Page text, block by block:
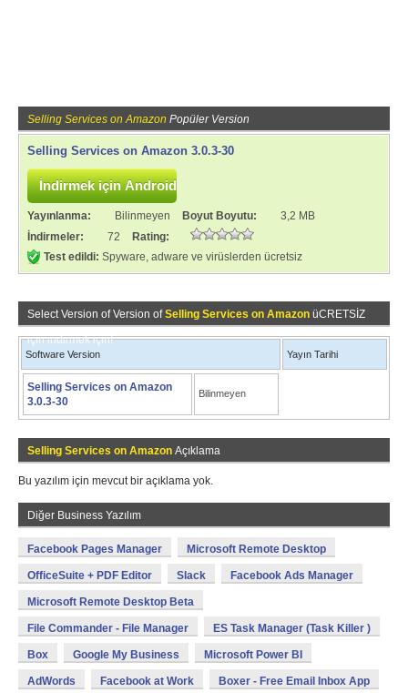
Selling Services on Amazon Popüler Version
Selling Services on Amazon 3.0.3-30
Yayınlanma: Bilinmeyen Boyut Boyutu:
3,2 MB
İndirmeler:
72
Rating:
Test edildi: Spyware, adware ve virüslerden ücretsiz
Select Version of Version ofSelling Services on Amazon üCRETSİZ
için indirmek için!
Software Version Yayın Tarihi
Selling Services on Amazon
3.0.3-30
Bilinmeyen
Selling Services on Amazon Açıklama
Bu yazılım için mevcut bir açıklama yok.
Diğer Business Yazılım
Facebook Pages Manager Microsoft Remote Desktop
OfficeSuite + PDF Editor Slack Facebook Ads Manager
Microsoft Remote Desktop Beta
File Commander - File Manager ES Task Manager (Task Killer )
Box Google My Business Microsoft Power BI
AdWords Facebook at Work Boxer - Free Email Inbox App